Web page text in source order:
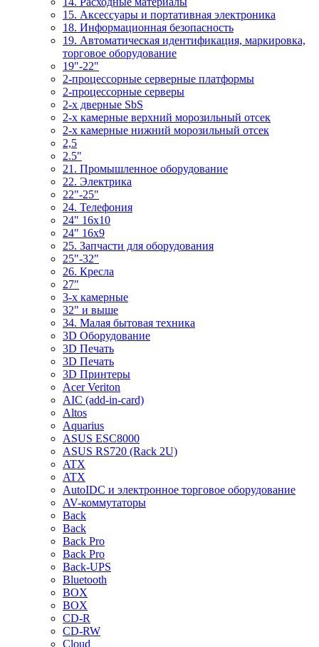
15. Аксессуары и портативная электроника
18. Информационная безопасность
19. Автоматическая идентификация, маркировка,
торговое оборудование
19"-22"
2-процессорные серверные платформы
2-процессорные серверы
2-х дверные SbS
2-х камерные верхний морозильный отсек
2-х камерные нижний морозильный отсек
2,5
2.5"
21. Промышленное оборудование
22. Электрика
22"-25"
24. Телефония
24" 16x10
24" 16x9
25. Запчасти для оборудования
25"-32"
26. Кресла
27"
3-x камерные
32" и выше
34. Малая бытовая техника
3D Оборудование
3D Печать
3D Печать
3D Принтеры
Acer Veriton
AIC (add-in-card)
Altos
Aquarius
ASUS ESC8000
ASUS RS720 (Rack 2U)
ATX
ATX
AutoIDC и электронное торговое оборудование
AV-коммутаторы
Back
Back
Back Pro
Back Pro
Back-UPS
Bluetooth
BOX
BOX
CD-R
CD-RW
Cloud